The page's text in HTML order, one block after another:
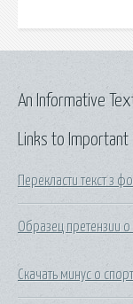
Links to
Перекласти текст з
Образец претензии
Скачать минус о
An Informative